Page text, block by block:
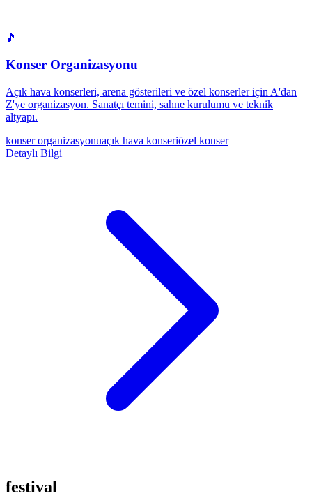
🎵
Konser Organizasyonu
Açık hava konserleri, arena gösterileri ve özel konserler için A'dan
Z'ye organizasyon. Sanatçı temini, sahne kurulumu ve teknik
altyapı.
konser organizasyonuaçık hava konseriözel konser
Detaylı Bilgi
festival